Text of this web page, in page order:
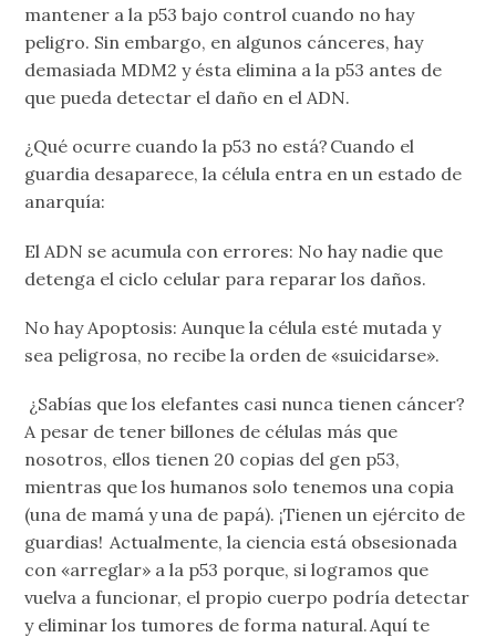
mantener a la p53 bajo control cuando no hay
peligro. Sin embargo, en algunos cánceres, hay
demasiada MDM2 y ésta elimina a la p53 antes de
que pueda detectar el daño en el ADN.
¿Qué ocurre cuando la p53 no está? Cuando el
guardia desaparece, la célula entra en un estado de
anarquía:
El ADN se acumula con errores: No hay nadie que
detenga el ciclo celular para reparar los daños.
No hay Apoptosis: Aunque la célula esté mutada y
sea peligrosa, no recibe la orden de «suicidarse».
¿Sabías que los elefantes casi nunca tienen cáncer?
A pesar de tener billones de células más que
nosotros, ellos tienen 20 copias del gen p53,
mientras que los humanos solo tenemos una copia
(una de mamá y una de papá). ¡Tienen un ejército de
guardias! Actualmente, la ciencia está obsesionada
con «arreglar» a la p53 porque, si logramos que
vuelva a funcionar, el propio cuerpo podría detectar
y eliminar los tumores de forma natural. Aquí te